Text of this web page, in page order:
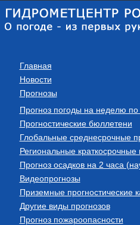
Главная
Новости
Прогнозы
Прогноз погоды на неделю
Прогностические бюллетени
Глобальные среднесрочные
Региональные краткосрочные
Прогноз осадков на 2 часа
Видеопрогнозы
Приземные прогностические
Другие виды прогнозов
Прогноз пожароопасности